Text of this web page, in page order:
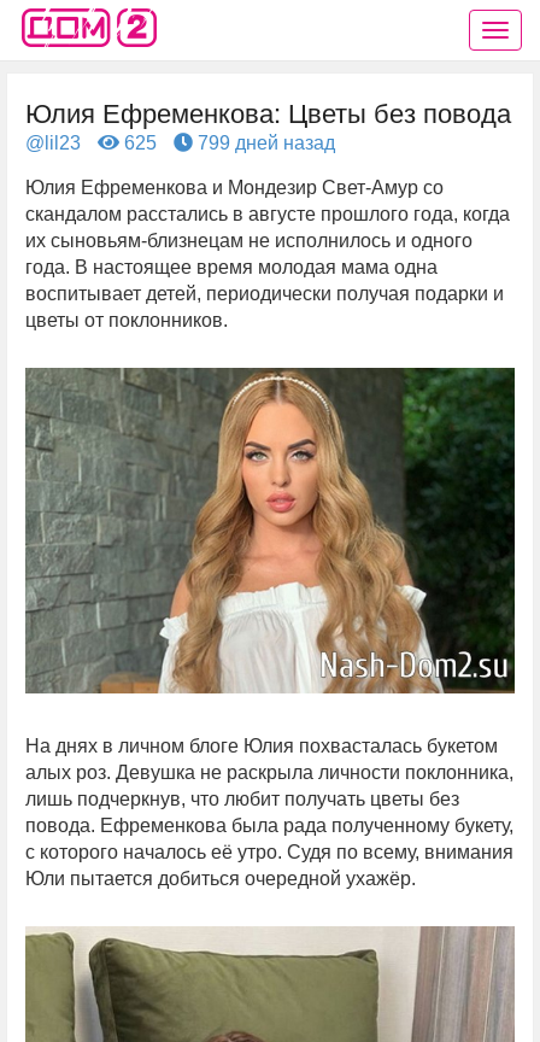
Юлия Ефременкова: Цветы без повода
@lil23 625 799 дней назад
Юлия Ефременкова и Мондезир Свет-Амур со
скандалом расстались в августе прошлого года, когда
их сыновьям-близнецам не исполнилось и одного
года. В настоящее время молодая мама одна
воспитывает детей, периодически получая подарки и
цветы от поклонников.
На днях в личном блоге Юлия похвасталась букетом
алых роз. Девушка не раскрыла личности поклонника,
лишь подчеркнув, что любит получать цветы без
повода. Ефременкова была рада полученному букету,
с которого началось её утро. Судя по всему, внимания
Юли пытается добиться очередной ухажёр.